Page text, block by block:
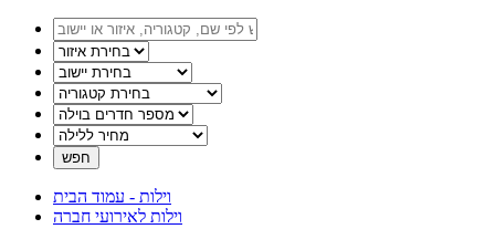
וילות - עמוד הבית
וילות לאירועי חברה